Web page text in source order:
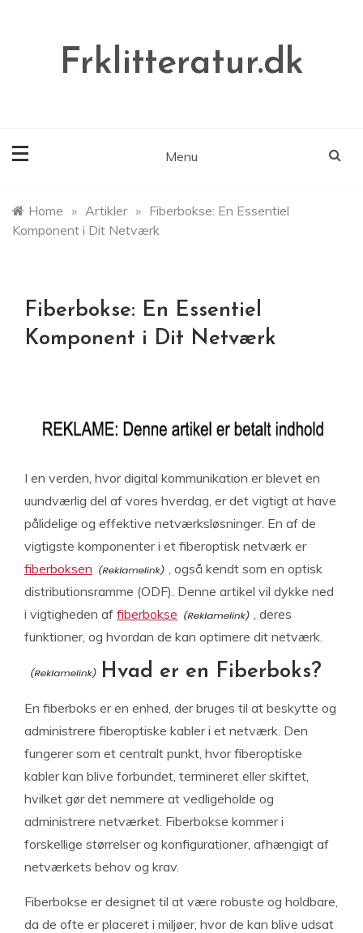
Frklitteratur.dk
Menu
Home » Artikler » Fiberbokse: En Essentiel
Komponent i Dit Netværk
Fiberbokse: En Essentiel
Komponent i Dit Netværk
I en verden, hvor digital kommunikation er blevet en
uundværlig del af vores hverdag, er det vigtigt at have
pålidelige og effektive netværksløsninger. En af de
vigtigste komponenter i et fiberoptisk netværk er
fiberboksen
, også kendt som en optisk
distributionsramme (ODF). Denne artikel vil dykke ned
i vigtigheden af fiberbokse
, deres
funktioner, og hvordan de kan optimere dit netværk.
Hvad er en Fiberboks?
En fiberboks er en enhed, der bruges til at beskytte og
administrere fiberoptiske kabler i et netværk. Den
fungerer som et centralt punkt, hvor fiberoptiske
kabler kan blive forbundet, termineret eller skiftet,
hvilket gør det nemmere at vedligeholde og
administrere netværket. Fiberbokse kommer i
forskellige størrelser og konfigurationer, afhængigt af
netværkets behov og krav.
Fiberbokse er designet til at være robuste og holdbare,
da de ofte er placeret i miljøer, hvor de kan blive udsat